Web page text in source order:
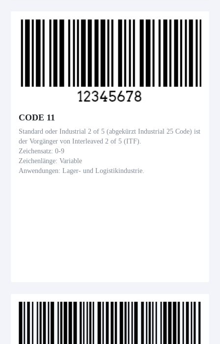
CODE 11
Standard oder Industrial 2 of 5 (abgekürzt Industrial 25 Code) ist
der Vorgänger von Interleaved 2 of 5 (ITF).
Zeichensatz: 0-9
Zeichenlänge: Variable
Anwendungen: Lager- und Logistikindustrie.